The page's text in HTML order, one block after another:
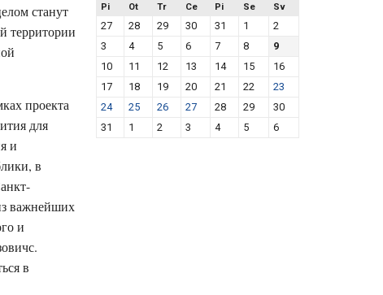
станут
территории
проекта
для
и
в
важнейших
и
в
Pi Ot Tr Ce Pi Se Sv
27 28 29 30 31 1
2
3
4 5 6 7 8
9
10
11 12 13 14 15
16
17
18 19 20 21 22
23
24
25 26 27 28 29
30
31
1 2 3 4 5 6